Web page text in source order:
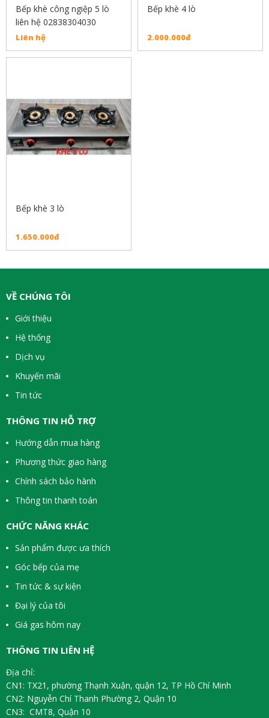
Bếp khè công ngiệp 5 lò
liên hệ 02838304030
Liên hệ
Bếp khè 4 lò
2.000.000đ
Bếp khè 3 lò
1.650.000đ
VỀ CHÚNG TÔI
Giới thiệu
Hệ thống
Dịch vụ
Khuyến mãi
Tin tức
THÔNG TIN HỖ TRỢ
Hướng dẫn mua hàng
Phương thức giao hàng
Chính sách bảo hành
Thông tin thanh toán
CHỨC NĂNG KHÁC
Sản phẩm được ưa thích
Góc bếp của mẹ
Tin tức & sự kiện
Đại lý của tôi
Giá gas hôm nay
THÔNG TIN LIÊN HỆ
Địa chỉ:
CN1: TX21, phường Thạnh Xuận, quận 12, TP Hồ Chí Minh
CN2: Nguyễn Chí Thanh Phường 2, Quận 10
CN3: CMT8, Quận 10